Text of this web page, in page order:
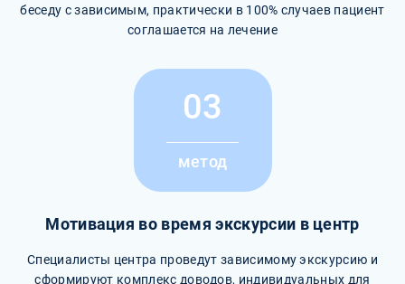
беседу с зависимым, практически в 100% случаев пациент
соглашается на лечение
03
метод
Мотивация во время экскурсии в центр
Специалисты центра проведут зависимому экскурсию и
сформируют комплекс доводов, индивидуальных для